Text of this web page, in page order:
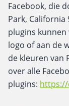
Facebook, die
Park, California
plugins kunnen
logo of aan de
de kleuren van
over alle
plugins: https://